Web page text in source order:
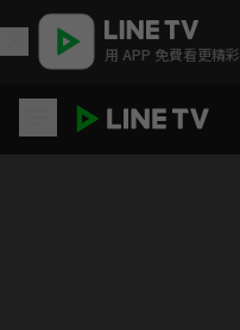
用 APP 免費看更精彩